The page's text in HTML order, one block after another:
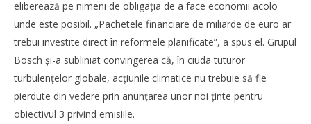
WDP își consolidează prezența pe piața europeană și
investește în noi proiecte logistice din România
Redacția
eliberează pe nimeni de obligația de a face economii acolo
unde este posibil. „Pachetele financiare de miliarde de euro ar
trebui investite direct în reformele planificate”, a spus el. Grupul
Bosch și-a subliniat convingerea că, în ciuda tuturor
turbulențelor globale, acțiunile climatice nu trebuie să fie
pierdute din vedere prin anunțarea unor noi ținte pentru
obiectivul 3 privind emisiile.